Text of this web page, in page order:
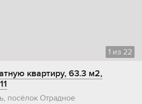
1 из 22
квартиру, 63.3 м2,
посёлок Отрадное